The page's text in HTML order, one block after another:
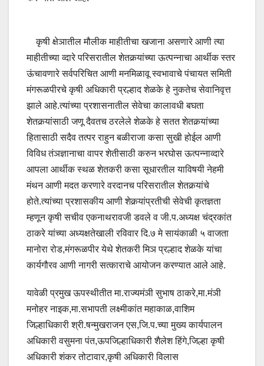
कृषी क्षेञातील मौलीक माहीतीचा खजाना असणारे आणी त्या
माहीतीच्या व्दारे परिसरातील शेतकर्‍यांच्या ऊत्पन्नाचा आर्थीक स्तर
ऊंचावणारे सर्वपरिचित आणी मनमिळावू स्वभावाचे पंचायत समिती
मंगरूळपीरचे कृषी अधिकारी प्रल्हाद शेळके हे नुकतेच सेवानिवृत्त
झाले आहे.त्यांच्या प्रशासनातील सेवेचा कालावधी बघता
शेतकर्‍यांसाठी जणू दैवतच ठरलेले शेळके हे सतत शेतकर्‍यांच्या
हितासाठी सदैव तत्पर राहुन बळीराजा कसा सुखी होईल आणी
विविध तंञज्ञानाचा वापर शेतीसाठी करुन भरघोस ऊत्पन्नाव्दारे
आपला आर्थीक स्थळ शेतकरी कसा सूधारतील याविषयी नेहमी
मंथन आणी मदत करणारे वरदानच परिसरातील शेतकर्‍यांचे
होते.त्यांच्या प्रशासकीय आणी शेकर्‍यांप्रतीची सेवेची कृतज्ञता
म्हणून कृषी सचीव एकनाथरावजी डवले व जी.प.अध्यक्ष चंद्रकांत
ठाकरे यांच्या अध्यक्षतेखाली रविवार दि.७ मे सायंकाळी ५ वाजता
मानोरा रोड,मंगरूळपीर येथे शेतकरी मिञ प्रल्हाद शेळके यांचा
कार्यगौरव आणी नागरी सत्काराचे आयोजन करण्यात आले आहे.
यावेळी प्रमुख ऊपस्थीतीत मा.राज्यमंञी सुभाष ठाकरे,मा.मंञी
मनोहर नाइक,मा.सभापती लक्ष्मीकांत महाकाळ,वाशिम
जिल्हाधिकारी श्री.षन्मुखराजन एस,जि.प.च्या मुख्य कार्यपालन
अधिकारी वसुमना पंत,ऊपजिल्हाधिकारी शैलेश हिंगे,जिल्हा कृषी
अधिकारी शंकर तोटावार,कृषी अधिकारी विलास